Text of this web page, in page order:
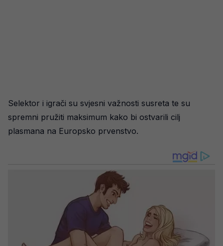
Selektor i igrači su svjesni važnosti susreta te su
spremni pružiti maksimum kako bi ostvarili cilj
plasmana na Europsko prvenstvo.